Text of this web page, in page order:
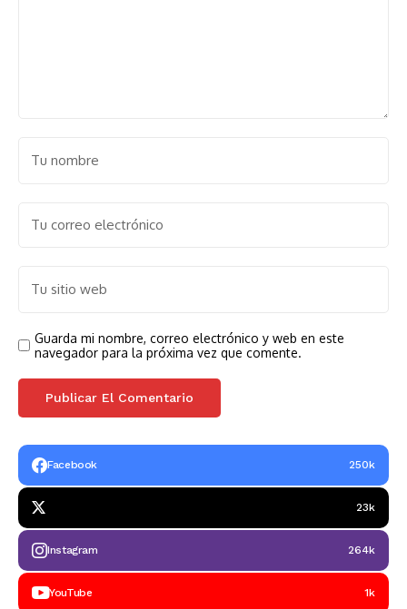
Guarda mi nombre, correo electrónico y web en este
navegador para la próxima vez que comente.
Facebook 250k
23k
Instagram 264k
YouTube 1k